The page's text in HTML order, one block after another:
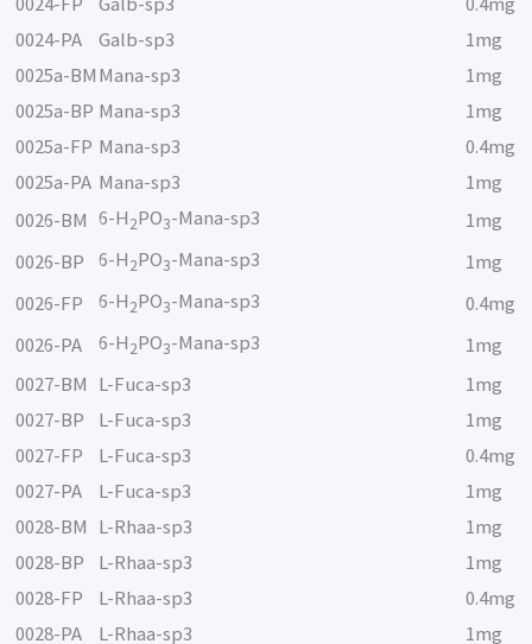
0024-FP
Galb-sp3
0.4mg
0024-PA
Galb-sp3
1mg
0025a-BM Mana-sp3
1mg
0025a-BP Mana-sp3
1mg
0025a-FP Mana-sp3
0.4mg
0025a-PA Mana-sp3 1mg
0026-BM 6-H 2 PO3-Mana-sp3 1mg
0026-BP 6-H 2 PO3-Mana-sp3 1mg
0026-FP 6-H 2 PO3-Mana-sp3 0.4mg
0026-PA 6-H 2 PO3-Mana-sp3 1mg
0027-BM L-Fuca-sp3
1mg
0027-BP
L-Fuca-sp3
1mg
0027-FP
L-Fuca-sp3
0.4mg
0027-PA
L-Fuca-sp3
1mg
0028-BM
L-Rhaa-sp3
1mg
0028-BP
L-Rhaa-sp3
1mg
0028-FP
L-Rhaa-sp3
0.4mg
0028-PA
L-Rhaa-sp3
1mg